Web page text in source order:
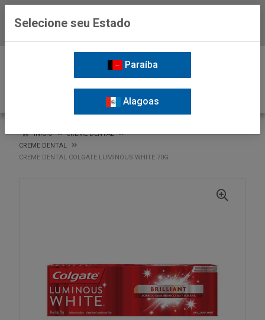
INÍCIO
CREME DENTAL
CREME DENTAL
CREME DENTAL COLGATE LUMINOUS WHITE 70G
Selecione seu Estado
Paraíba
Alagoas